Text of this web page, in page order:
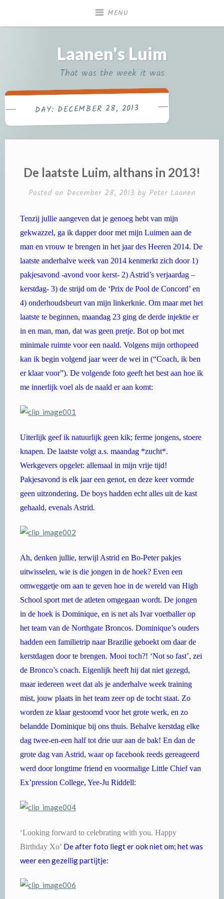
MENU
Laanen's Luim
That was the week it was
DAY: DECEMBER 28, 2013
De laatste Luim, althans in 2013!
Posted on December 28, 2013 by Peter Laanen
Tenzij jullie aangeven dat je genoeg hebt van mijn
gekwazzel, ga ik dapper door met mijn Luimen aan de
man en vrouw te brengen in het jaar des Heeren 2014. De
laatste anderhalve week van 2014 kenmerkt zich door 1)
pakjesavond -avond voor kerst- 2) Astrid’s verjaardag –
kerstdag- 3) de strijd om de ‘Prix de Pool de Concord’ en
4) onderhoudsbeurt van mijn linkerknie. Om maar met het
laatste te beginnen, maandag 23 ging de derde injektie er
in en man, man, dat was geen pretje. Bot op bot met
minimale ruimte voor een naald. Volgens mijn orthopeed
kan ik begin volgend jaar weer de wei in (“Coach, ik ben
er klaar voor”). De volgende foto geeft het best aan hoe ik
me innerlijk voel als de naald er aan komt:
Uiterlijk geef ik natuurlijk geen kik; ferme jongens, stoere
knapen. De laatste volgt a.s. maandag *zucht*.
Werkgevers opgelet: allemaal in mijn vrije tijd!
Pakjesavond is elk jaar een genot, en deze keer vormde
geen uitzondering. De boys hadden echt alles uit de kast
gehaald, evenals Astrid.
Ah, denken jullie, terwijl Astrid en Bo-Peter pakjes
uitwisselen, wie is die jongen in de hoek? Even een
omweggetje om aan te geven hoe in de wereld van High
School sport met de atleten omgegaan wordt. De jongen
in de hoek is Dominique, en is net als Ivar voetballer op
het team van de Northgate Broncos. Dominique’s ouders
hadden een familietrip naar Brazilie geboekt om daar de
kerstdagen door te brengen. Mooi toch?! ‘Not so fast’, zei
de Bronco’s coach. Eigenlijk heeft hij dat niet gezegd,
maar iedereen weet dat als je anderhalve week training
mist, jouw plaats in het team zeer op de tocht staat. Zo
worden ze klaar gestoomd voor het grote werk, en zo
belandde Dominique bij ons thuis. Behalve kerstdag elke
dag twee-en-een half tot drie uur aan de bak! En dan de
grote dag van Astrid, waar op facebook reeds gereageerd
werd door longtime friend en voormalige Little Chief van
Ex’pression College, Yee-Ju Riddell:
‘Looking forward to celebrating with you. Happy
Birthday Xo’ De after foto liegt er ook niet om; het was
weer een gezellig partijtje: